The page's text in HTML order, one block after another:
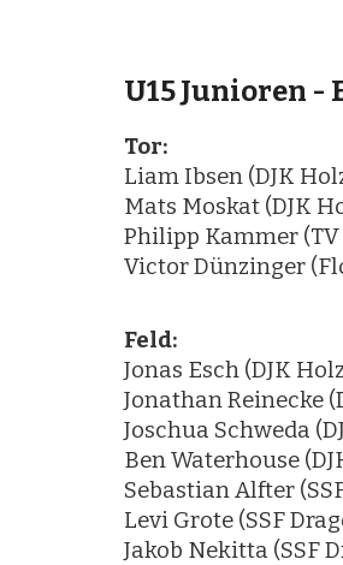
U15 Junioren -
Tor:
Liam Ibsen (DJK
Mats Moskat (DJK
Philipp Kammer (TV
Victor Dünzinger
Feld:
Jonas Esch (DJK
Jonathan Reinecke
Joschua Schweda
Ben Waterhouse
Sebastian Alfter
Levi Grote (SSF
Jakob Nekitta (SSF